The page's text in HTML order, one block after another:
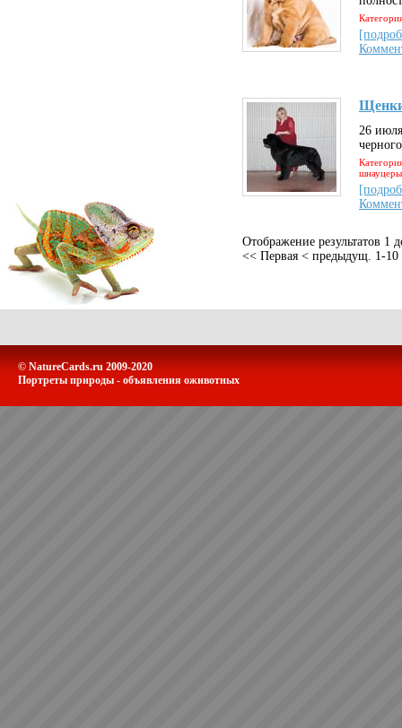
26
Отображение результатов 1
<< Первая < предыдущ. 1-10
© NatureCards.ru 2009-2020
Портреты природы - объявления оживотных